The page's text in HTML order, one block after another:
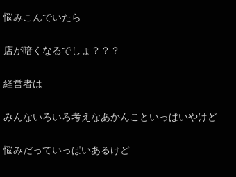
悩みこんでいたら
店が暗くなるでしょ？？？
経営者は
みんないろいろ考えなあかんこといっぱいやけど
悩みだっていっぱいあるけど